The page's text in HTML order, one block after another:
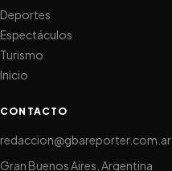
Deportes
Espectáculos
Turismo
Inicio
CONTACTO
redaccion@gbareporter.com.ar
Gran Buenos Aires, Argentina